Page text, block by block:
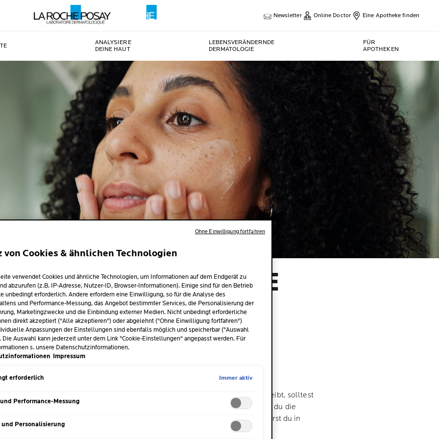
Newsletter Online Doctor Eine Apotheke finden
ANALYSIERE
DEINE HAUT
LEBENSVERÄNDERNDE
DERMATOLOGIE
FÜR
APOTHEKEN
AB 20: DIE
HAUTPFLEGE-
FÜR EINEN
TEINT
Posay| 15 Juni 2026
noch glatt, rosig und ausgeglichen. Doch damit das auch noch lange so bleibt, solltest
Routine entwickeln. Worauf es bei der Hautpflege ab 20 ankommt, wie du die
findest und was du schon jetzt tun kannst, um Falten vorzubeugen, erfährst du in
von Cookies & ähnlichen Technologien
verwendet Cookies und ähnliche Technologien, um Informationen auf dem Endgerät zu
abzurufen (z.B. IP-Adresse, Nutzer-ID, Browser-Informationen). Einige sind für den Betrieb
unbedingt erforderlich. Andere erfordern eine Einwilligung, so für die Analyse des
und Performance-Messung, das Angebot bestimmter Services, die Personalisierung der
Marketingzwecke und die Einbindung externer Medien. Nicht unbedingt erforderliche
direkt akzeptiert ("Alle akzeptieren") oder abgelehnt ("Ohne Einwilligung fortfahren")
Anpassungen der Einstellungen sind ebenfalls möglich und speicherbar ("Auswahl
Die Auswahl kann jederzeit unter dem Link "Cookie-Einstellungen" angepasst werden. Für
s. unsere Datenschutzinformationen.
Impressum
erforderlich Immer aktiv
Performance-Messung
und Personalisierung
Ohne Einwilligung fortfahren